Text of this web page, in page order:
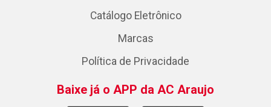
Catálogo Eletrônico
Marcas
Política de Privacidade
Baixe já o APP da AC Araujo